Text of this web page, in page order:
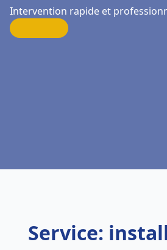
Intervention rapide et
Service: